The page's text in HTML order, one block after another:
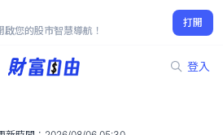
啟您的股市智慧導航！
打開
登入
0.14%